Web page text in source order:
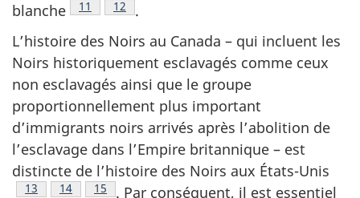
blanche
Note de bas de page
11 Note de bas de page
12
.
L’histoire des Noirs au Canada – qui incluent les
Noirs historiquement esclavagés comme ceux
non esclavagés ainsi que le groupe
proportionnellement plus important
d’immigrants noirs arrivés après l’abolition de
l’esclavage dans l’Empire britannique – est
distincte de l’histoire des Noirs aux États-Unis
Note de bas de page
13 Note de bas de page
14 Note de bas de page
15 . Par conséquent, il est essentiel